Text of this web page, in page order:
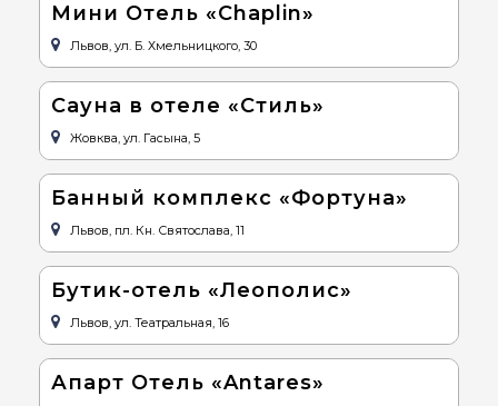
Мини Отель «Chaplin»
Львов, ул. Б. Хмельницкого, 30
Сауна в отеле «Стиль»
Жовква, ул. Гасына, 5
Банный комплекс «Фортуна»
Львов, пл. Кн. Святослава, 11
Бутик-отель «Леополис»
Львов, ул. Театральная, 16
Апарт Отель «Antares»